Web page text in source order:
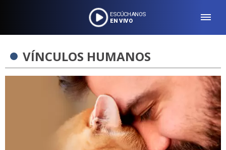
ESCÚCHANOS
EN VIVO
VÍNCULOS HUMANOS